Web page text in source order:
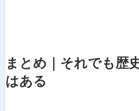
まとめ｜ それでも歴
はある